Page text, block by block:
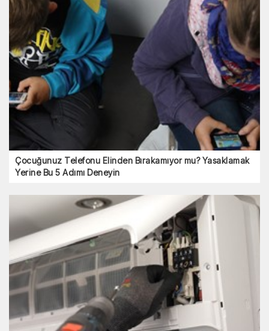
Çocuğunuz Telefonu Elinden Bırakamıyor mu? Yasaklamak
Yerine Bu 5 Adımı Deneyin